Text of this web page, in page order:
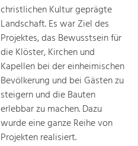
christlichen Kultur geprägte
Landschaft. Es war Ziel des
Projektes, das Bewusstsein für
die Klöster, Kirchen und
Kapellen bei der einheimischen
Bevölkerung und bei Gästen zu
steigern und die Bauten
erlebbar zu machen. Dazu
wurde eine ganze Reihe von
Projekten realisiert.